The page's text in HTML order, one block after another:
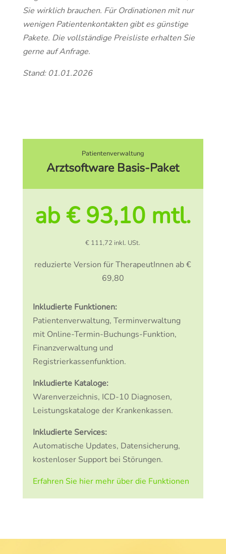
Sie wirklich brauchen. Für Ordinationen mit nur
wenigen Patientenkontakten gibt es günstige
Pakete. Die vollständige Preisliste erhalten Sie
gerne auf Anfrage.
Stand: 01.01.2026
Patientenverwaltung
ArztsoftwareBasis-Paket
ab € 93,10 mtl.
€ 111,72 inkl. USt.
reduzierte Version für TherapeutInnen ab €
69,80
Inkludierte Funktionen:
Patientenverwaltung, Terminverwaltung
mit Online-Termin-Buchungs-Funktion,
Finanzverwaltung und
Registrierkassenfunktion.
Inkludierte Kataloge:
Warenverzeichnis, ICD-10 Diagnosen,
Leistungskataloge der Krankenkassen.
Inkludierte Services:
Automatische Updates, Datensicherung,
kostenloser Support bei Störungen.
Erfahren Sie hier mehr über die Funktionen